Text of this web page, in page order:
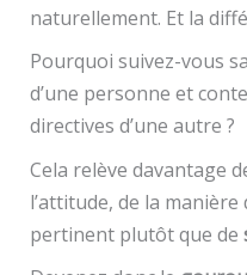
naturellement. Et la
Pourquoi suivez-vous
d’une personne et
directives d’une autre ?
Cela relève davantage
l’attitude, de la
pertinent plutôt que de